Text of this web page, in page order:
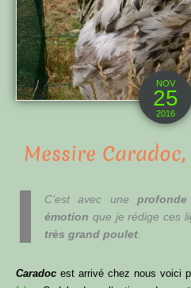
NOV
25
2016
Messire
C’est avec une
émotion que je rédige ces
très grand poulet
Caradoc est arrivé chez nous voici